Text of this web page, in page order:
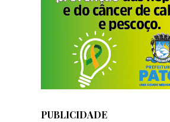
PUBLICIDADE